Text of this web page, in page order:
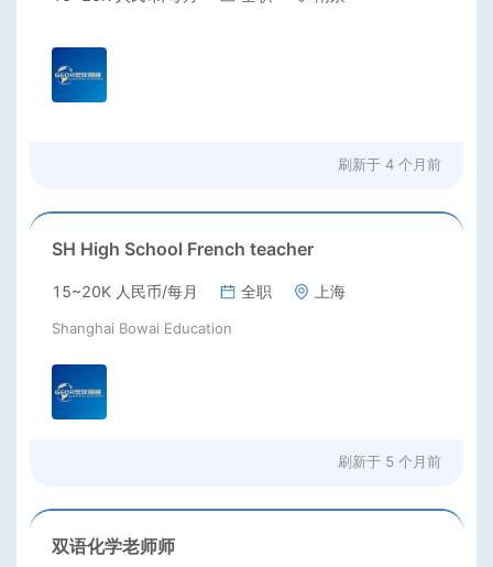
刷新于 4 个月前
SH High School French teacher
15~20K 人民币/每月 全职 上海
Shanghai Bowai Education
刷新于 5 个月前
双语化学老师师